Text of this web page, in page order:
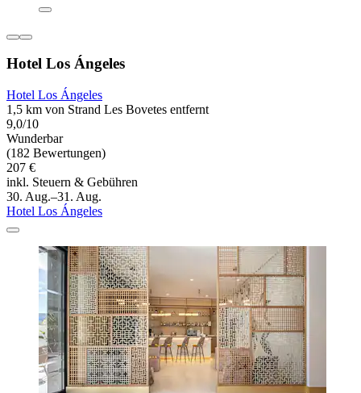
Hotel Los Ángeles
Hotel Los Ángeles
1,5 km von Strand Les Bovetes entfernt
9,0/10
Wunderbar
(182 Bewertungen)
207 €
inkl. Steuern & Gebühren
30. Aug.–31. Aug.
Hotel Los Ángeles